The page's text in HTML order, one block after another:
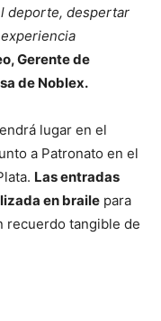
deporte, despertar
Gerente de
de Noblex.
lugar en el
a Patronato en el
Las entradas
en braile para
recuerdo tangible de